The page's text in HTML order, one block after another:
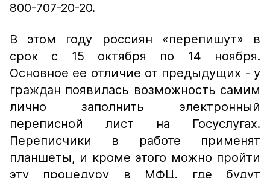
800-707-20-20.
В этом году россиян «перепишут» в
срок с 15 октября по 14 ноября.
Основное ее отличие от предыдущих - у
граждан появилась возможность самим
лично заполнить электронный
переписной лист на Госуслугах.
Переписчики в работе применят
планшеты, и кроме этого можно пройти
эту процедуру в МФЦ, где будут